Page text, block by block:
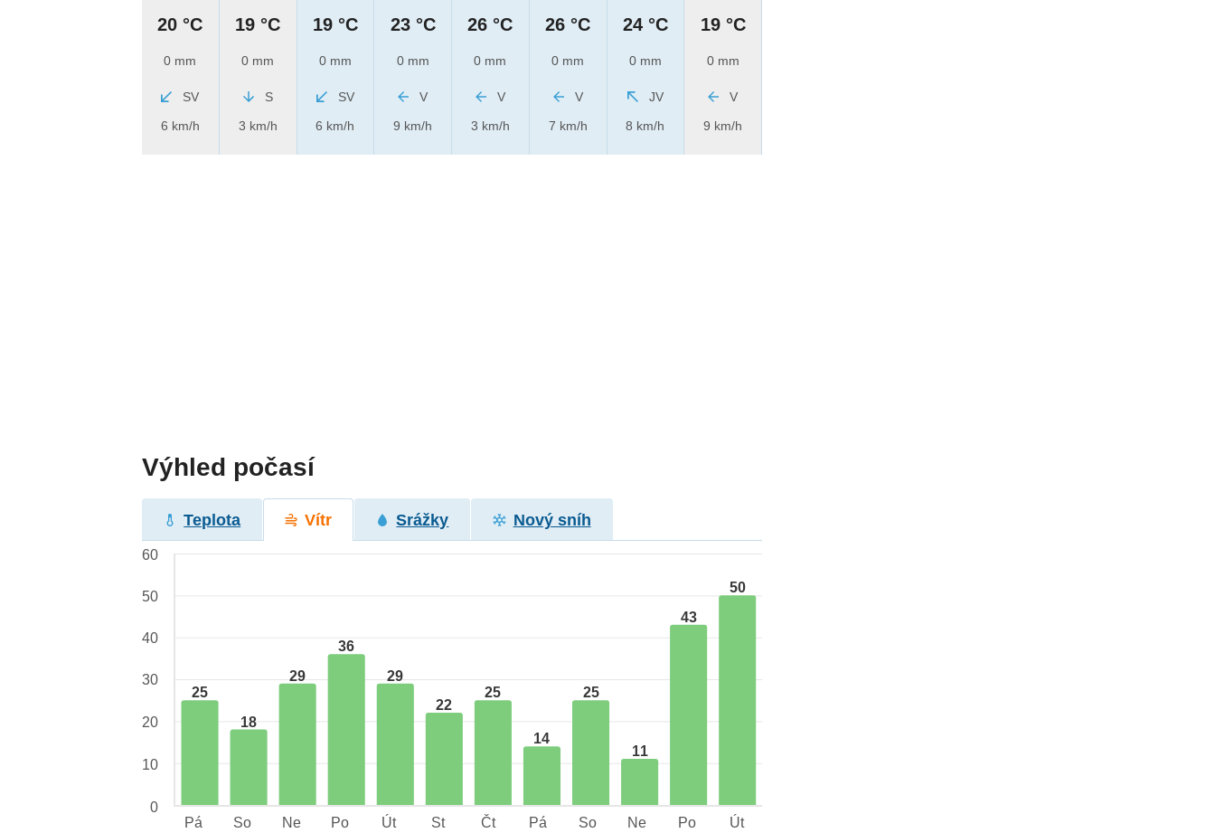
20 °C
0 mm
SV
6 km/h
19 °C
0 mm
S
3 km/h
19 °C
0 mm
SV
6 km/h
23 °C
0 mm
V
9 km/h
26 °C
0 mm
V
3 km/h
26 °C
0 mm
V
7 km/h
24 °C
0 mm
JV
8 km/h
19 °C
0 mm
V
9 km/h
Výhled počasí
Teplota Vítr Srážky Nový sníh
25
18
29
36
29
22
25
14
25
11
43
50
60
50
40
30
20
10
0
Pá
So Ne Po Út St Čt Pá So Ne Po Út